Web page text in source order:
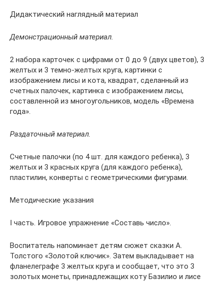
Дидактический наглядный материал
Демонстрационный материал.
2 набора карточек с цифрами от 0 до 9 (двух цветов), 3
желтых и 3 темно-желтых круга, картинки с
изображением лисы и кота, квадрат, сделанный из
счетных палочек, картинка с изображением лисы,
составленной из многоугольников, модель «Времена
года».
Раздаточный материал.
Счетные палочки (по 4 шт. для каждого ребенка), 3
желтых и 3 красных круга (для каждого ребенка),
пластилин, конверты с геометрическими фигурами.
Методические указания
I часть. Игровое упражнение «Составь число».
Воспитатель напоминает детям сюжет сказки А.
Толстого «Золотой ключик». Затем выкладывает на
фланелеграфе 3 желтых круга и сообщает, что это 3
золотых монеты, принадлежащих коту Базилио и лисе